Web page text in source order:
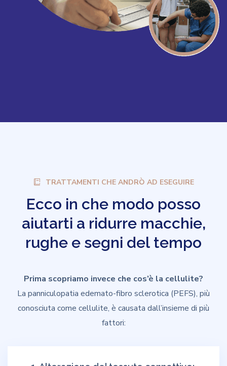
TRATTAMENTI CHE ANDRÒ AD ESEGUIRE
Ecco in che modo posso
aiutarti a ridurre macchie,
rughe e segni del tempo
Prima scopriamo invece che cos’è la cellulite?
La panniculopatia edemato-fibro sclerotica (PEFS), più
conosciuta come cellulite, è causata dall’insieme di più
fattori: